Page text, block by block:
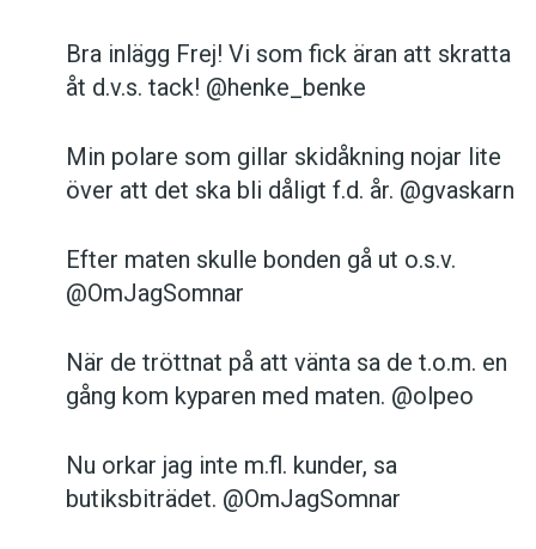
Bra inlägg Frej! Vi som fick äran att skratta
åt d.v.s. tack! @henke_benke
Min polare som gillar skidåkning nojar lite
över att det ska bli dåligt f.d. år. @gvaskarn
Efter maten skulle bonden gå ut o.s.v.
@OmJagSomnar
När de tröttnat på att vänta sa de t.o.m. en
gång kom kyparen med maten. @olpeo
Nu orkar jag inte m.fl. kunder, sa
butiksbiträdet. @OmJagSomnar